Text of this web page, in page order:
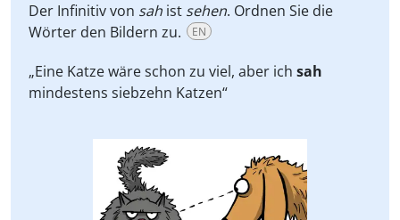
Der Infinitiv von sah ist sehen. Ordnen Sie die
Wörter den Bildern zu.
EN
„Eine Katze wäre schon zu viel, aber ich sah
mindestens siebzehn Katzen“